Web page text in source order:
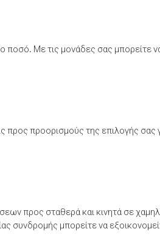
Με τις μονάδες σας μπορείτε
προς προορισμούς της επιλογής σας
προς σταθερά και κινητά σε
συνδρομής μπορείτε να